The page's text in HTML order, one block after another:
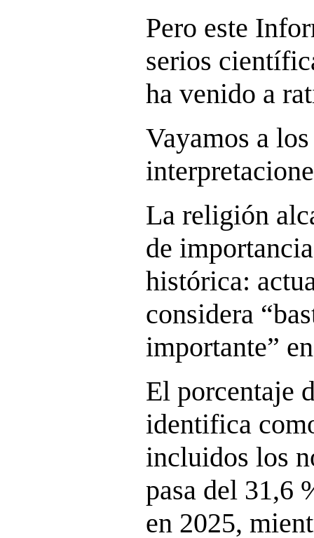
Pero este
serios
ha venido a
Vayamos a
La religión
de
histórica:
considera
importante”
El porcentaje
identifica
incluidos los
pasa del 31,6
en 2025,